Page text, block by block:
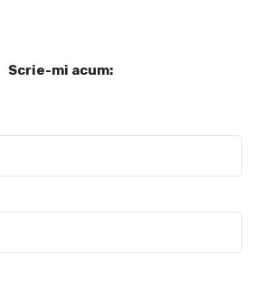
Scrie-mi acum: